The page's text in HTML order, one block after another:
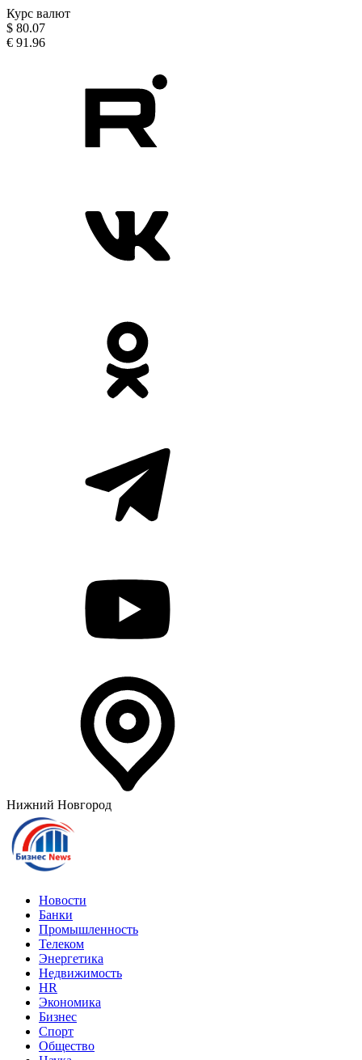
Курс валют
$ 80.07
€ 91.96
Нижний Новгород
Новости
Банки
Промышленность
Телеком
Энергетика
Недвижимость
HR
Экономика
Бизнес
Спорт
Общество